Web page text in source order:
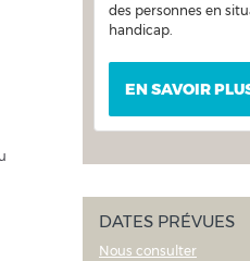
des personnes en
handicap.
EN SAVOIR
DATES PRÉVUES
Nous consulter